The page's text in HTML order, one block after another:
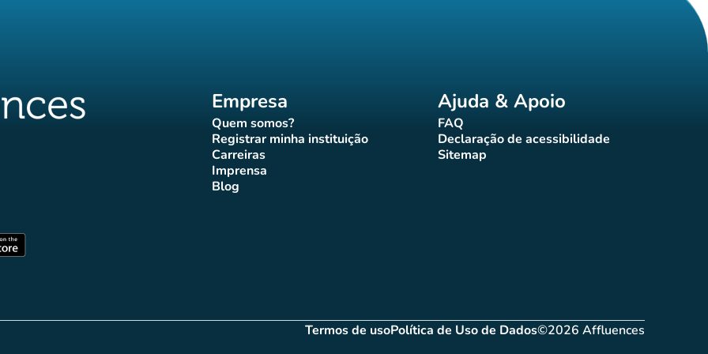
separador)
Empresa
Quem somos?(novo separador)
Registrar minha instituição
(novo separador)
Carreiras(novo separador)
Imprensa(novo separador)
Blog(novo separador)
Ajuda & Apoio
FAQ(novo separador)
Declaração de acessibilidade
(novo separador)
Sitemap(novo separador)
Termos de uso(novo separador)
Política de Uso de Dados
(novo separador)©2026 Affluences